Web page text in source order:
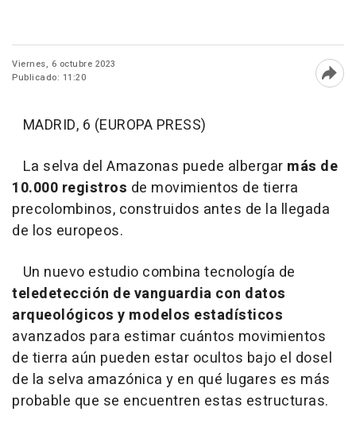
Viernes, 6 octubre 2023
Publicado: 11:20
MADRID, 6 (EUROPA PRESS)
La selva del Amazonas puede albergar más de
10.000 registros de movimientos de tierra
precolombinos, construidos antes de la llegada
de los europeos.
Un nuevo estudio combina tecnología de
teledetección de vanguardia con datos
arqueológicos y modelos estadísticos
avanzados para estimar cuántos movimientos
de tierra aún pueden estar ocultos bajo el dosel
de la selva amazónica y en qué lugares es más
probable que se encuentren estas estructuras.